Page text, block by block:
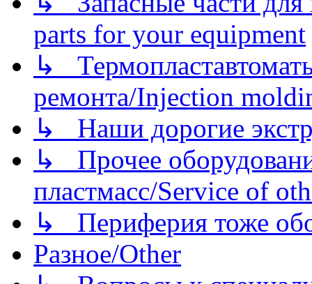
parts for your equipment
↳
ремонта/Injection
↳ Наши дорогие
↳ Прочее
пластмасс/Service of
↳ Периферия тоже
Разное/Other